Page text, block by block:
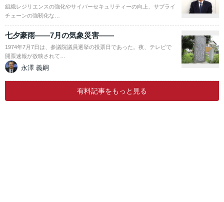
組織レジリエンスの強化やサイバーセキュリティーの向上、サプライ
チェーンの強靭化な…
七夕豪雨――7月の気象災害――
1974年7月7日は、参議院議員選挙の投票日であった。夜、テレビで
開票速報が放映されて…
永澤 義嗣
有料記事をもっと見る